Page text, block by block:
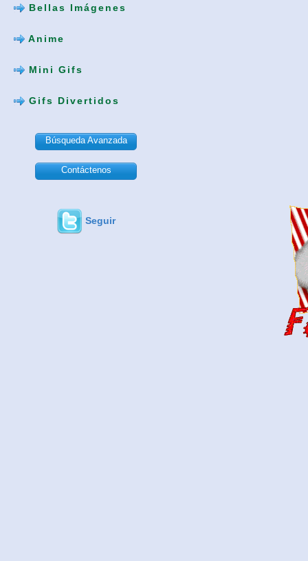
Bellas Imágenes
Anime
Mini Gifs
Gifs Divertidos
Búsqueda Avanzada
Contáctenos
Seguir